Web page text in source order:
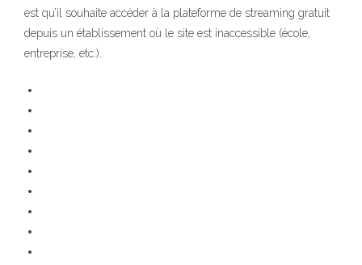
est qu’il souhaite accéder à la plateforme de streaming gratuit
depuis un établissement où le site est inaccessible (école,
entreprise, etc.).